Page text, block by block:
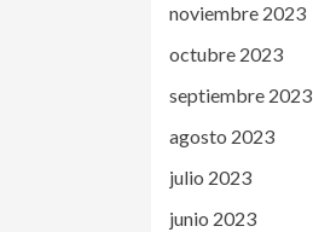
noviembre 2023
octubre 2023
septiembre 2023
agosto 2023
julio 2023
junio 2023